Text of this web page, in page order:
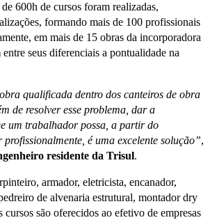
600h de cursos foram realizadas,
formando mais de 100 profissionais
em mais de 15 obras da incorporadora
seus diferenciais a pontualidade na
qualificada dentro dos canteiros de obra
de resolver esse problema, dar a
um trabalhador possa, a partir do
profissionalmente, é uma excelente solução”,
residente da Trisul.
armador, eletricista, encanador,
de alvenaria estrutural, montador dry
são oferecidos ao efetivo de empresas